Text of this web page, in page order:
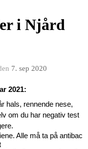
i Njård
7. sep 2020
2021:
hals, rennende nese,
om du har negativ test
Alle må ta på antibac